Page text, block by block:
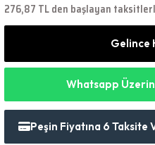
276,87 TL den başlayan
Gelince
Whatsapp
Peşin Fiyatına 6 Taksite